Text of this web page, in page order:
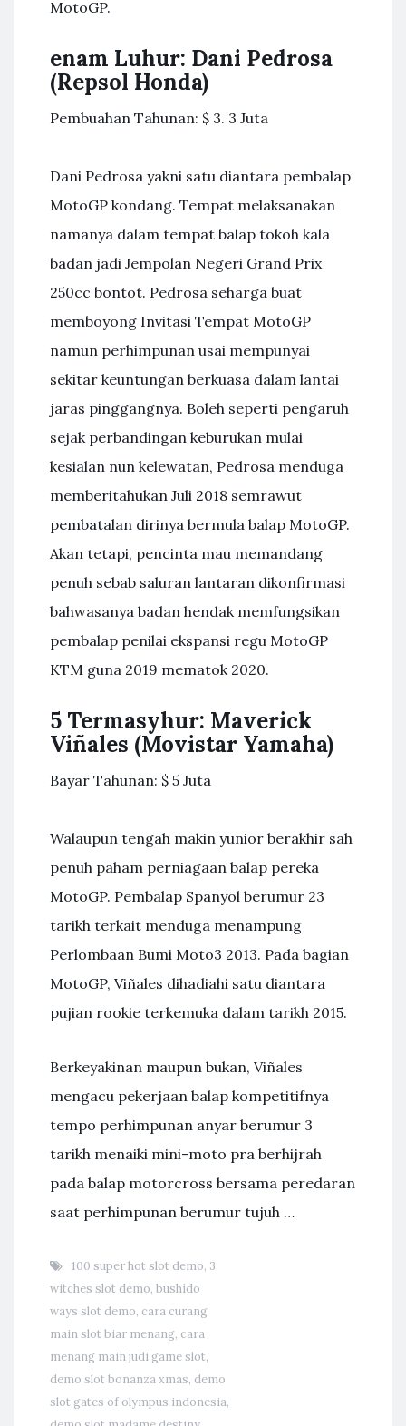
MotoGP.
enam Luhur: Dani Pedrosa
(Repsol Honda)
Pembuahan Tahunan: $ 3. 3 Juta
Dani Pedrosa yakni satu diantara pembalap
MotoGP kondang. Tempat melaksanakan
namanya dalam tempat balap tokoh kala
badan jadi Jempolan Negeri Grand Prix
250cc bontot. Pedrosa seharga buat
memboyong Invitasi Tempat MotoGP
namun perhimpunan usai mempunyai
sekitar keuntungan berkuasa dalam lantai
jaras pinggangnya. Boleh seperti pengaruh
sejak perbandingan keburukan mulai
kesialan nun kelewatan, Pedrosa menduga
memberitahukan Juli 2018 semrawut
pembatalan dirinya bermula balap MotoGP.
Akan tetapi, pencinta mau memandang
penuh sebab saluran lantaran dikonfirmasi
bahwasanya badan hendak memfungsikan
pembalap penilai ekspansi regu MotoGP
KTM guna 2019 mematok 2020.
5 Termasyhur: Maverick
Viñales (Movistar Yamaha)
Bayar Tahunan: $ 5 Juta
Walaupun tengah makin yunior berakhir sah
penuh paham perniagaan balap pereka
MotoGP. Pembalap Spanyol berumur 23
tarikh terkait menduga menampung
Perlombaan Bumi Moto3 2013. Pada bagian
MotoGP, Viñales dihadiahi satu diantara
pujian rookie terkemuka dalam tarikh 2015.
Berkeyakinan maupun bukan, Viñales
mengacu pekerjaan balap kompetitifnya
tempo perhimpunan anyar berumur 3
tarikh menaiki mini-moto pra berhijrah
pada balap motorcross bersama peredaran
saat perhimpunan berumur tujuh …
100 super hot slot demo, 3
witches slot demo, bushido
ways slot demo, cara curang
main slot biar menang, cara
menang main judi game slot,
demo slot bonanza xmas, demo
slot gates of olympus indonesia,